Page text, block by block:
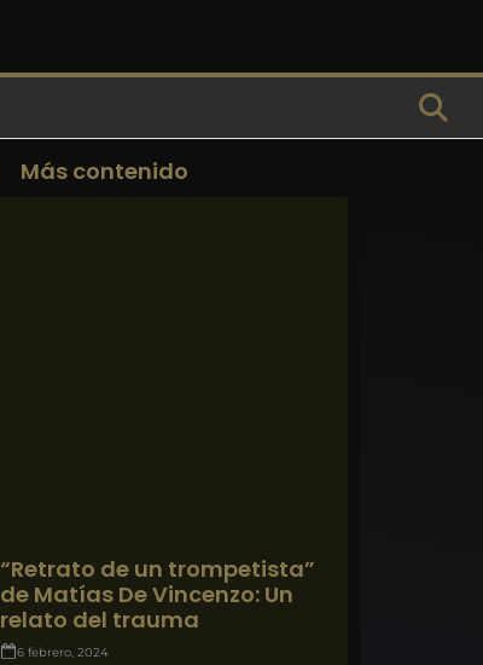
Más contenido
“Retrato de un trompetista”
de Matías De Vincenzo: Un
relato del trauma
6 febrero, 2024